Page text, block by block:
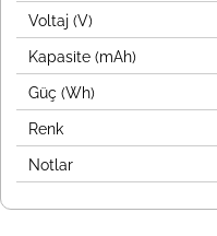
Voltaj (V)
Kapasite (mAh)
Güç (Wh)
Renk
Notlar